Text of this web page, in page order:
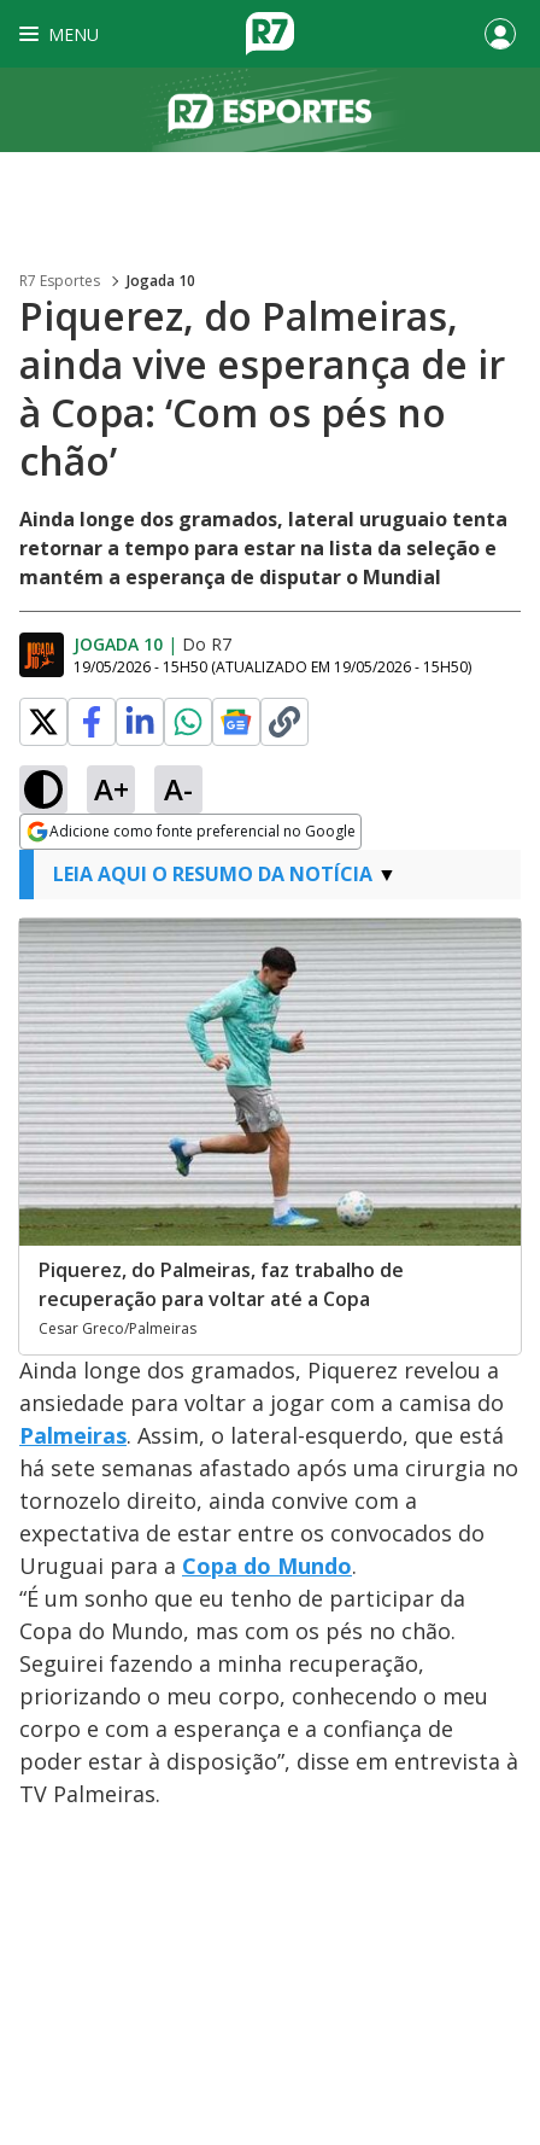
MENU
R7 Esportes Jogada 10
Piquerez, do Palmeiras,
ainda vive esperança de ir
à Copa: ‘Com os pés no
chão’
Ainda longe dos gramados, lateral uruguaio tenta
retornar a tempo para estar na lista da seleção e
mantém a esperança de disputar o Mundial
JOGADA 10 | Do R7
19/05/2026 - 15H50 (ATUALIZADO EM 19/05/2026 - 15H50)
A+ A-
Adicione como fonte preferencial no Google
Opens in new window
LEIA AQUI O RESUMO DA NOTÍCIA
Piquerez, do Palmeiras, faz trabalho de
recuperação para voltar até a Copa
Cesar Greco/Palmeiras
Ainda longe dos gramados, Piquerez revelou a
ansiedade para voltar a jogar com a camisa do
Palmeiras. Assim, o lateral-esquerdo, que está
há sete semanas afastado após uma cirurgia no
tornozelo direito, ainda convive com a
expectativa de estar entre os convocados do
Uruguai para a Copa do Mundo.
“É um sonho que eu tenho de participar da
Copa do Mundo, mas com os pés no chão.
Seguirei fazendo a minha recuperação,
priorizando o meu corpo, conhecendo o meu
corpo e com a esperança e a confiança de
poder estar à disposição”, disse em entrevista à
TV Palmeiras.